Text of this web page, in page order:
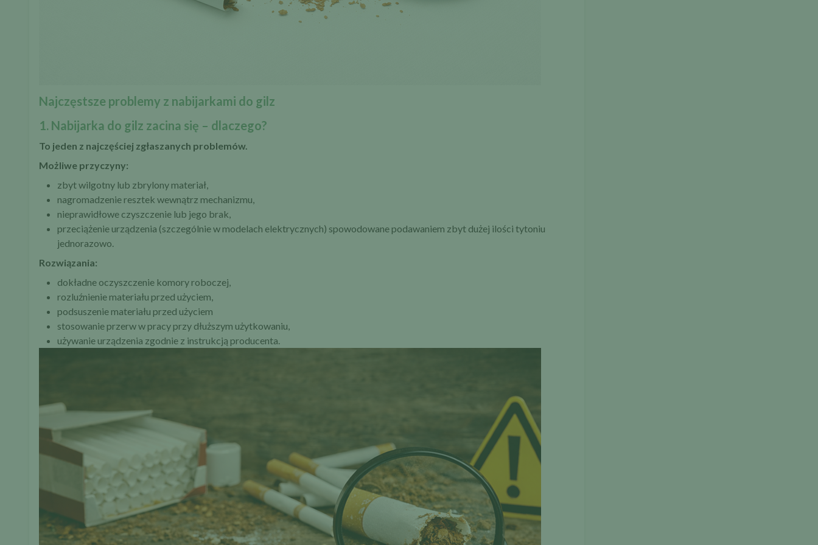
Najczęstsze problemy z nabijarkami do gilz
1. Nabijarka do gilz zacina się – dlaczego?
To jeden z najczęściej zgłaszanych problemów.
Możliwe przyczyny:
zbyt wilgotny lub zbrylony materiał,
nagromadzenie resztek wewnątrz mechanizmu,
nieprawidłowe czyszczenie lub jego brak,
przeciążenie urządzenia (szczególnie w modelach elektrycznych) spowodowane podawaniem zbyt dużej ilości tytoniu
jednorazowo.
Rozwiązania:
dokładne oczyszczenie komory roboczej,
rozluźnienie materiału przed użyciem,
podsuszenie materiału przed użyciem
stosowanie przerw w pracy przy dłuższym użytkowaniu,
używanie urządzenia zgodnie z instrukcją producenta.